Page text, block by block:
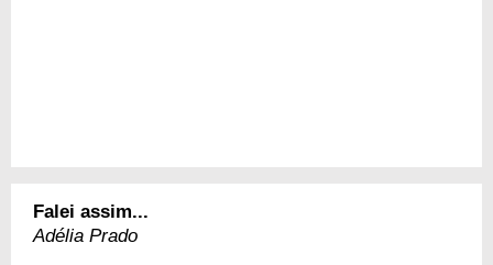
Falei assim...
Adélia Prado